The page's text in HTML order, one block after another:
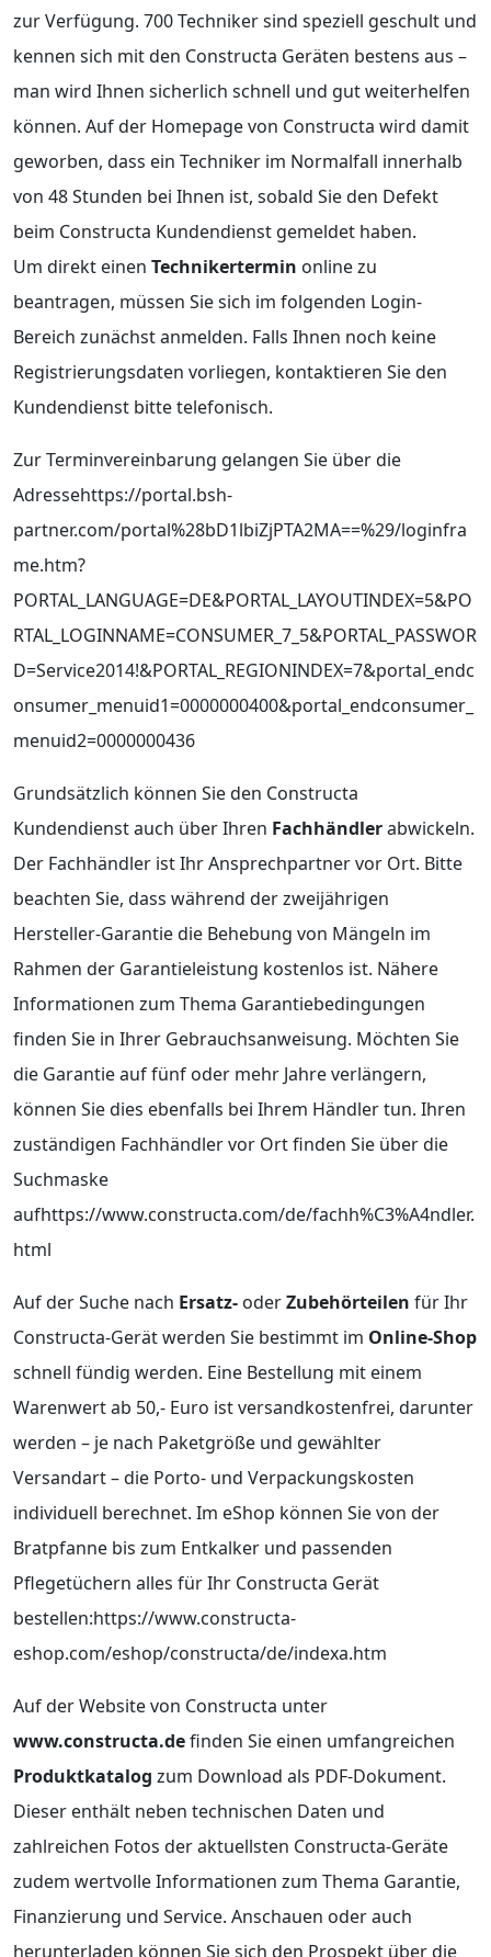
zur Verfügung. 700 Techniker sind speziell geschult und
kennen sich mit den Constructa Geräten bestens aus –
man wird Ihnen sicherlich schnell und gut weiterhelfen
können. Auf der Homepage von Constructa wird damit
geworben, dass ein Techniker im Normalfall innerhalb
von 48 Stunden bei Ihnen ist, sobald Sie den Defekt
beim Constructa Kundendienst gemeldet haben.
Um direkt einen Technikertermin online zu
beantragen, müssen Sie sich im folgenden Login-
Bereich zunächst anmelden. Falls Ihnen noch keine
Registrierungsdaten vorliegen, kontaktieren Sie den
Kundendienst bitte telefonisch.
Zur Terminvereinbarung gelangen Sie über die
Adressehttps://portal.bsh-
partner.com/portal%28bD1lbiZjPTA2MA==%29/loginfra
me.htm?
PORTAL_LANGUAGE=DE&PORTAL_LAYOUTINDEX=5&PO
RTAL_LOGINNAME=CONSUMER_7_5&PORTAL_PASSWOR
D=Service2014!&PORTAL_REGIONINDEX=7&portal_endc
onsumer_menuid1=0000000400&portal_endconsumer_
menuid2=0000000436
Grundsätzlich können Sie den Constructa
Kundendienst auch über Ihren Fachhändlerabwickeln.
Der Fachhändler ist Ihr Ansprechpartner vor Ort. Bitte
beachten Sie, dass während der zweijährigen
Hersteller-Garantie die Behebung von Mängeln im
Rahmen der Garantieleistung kostenlos ist. Nähere
Informationen zum Thema Garantiebedingungen
finden Sie in Ihrer Gebrauchsanweisung. Möchten Sie
die Garantie auf fünf oder mehr Jahre verlängern,
können Sie dies ebenfalls bei Ihrem Händler tun. Ihren
zuständigen Fachhändler vor Ort finden Sie über die
Suchmaske
aufhttps://www.constructa.com/de/fachh%C3%A4ndler.
html
Auf der Suche nach Ersatz- oderZubehörteilen für Ihr
Constructa-Gerät werden Sie bestimmt im Online-Shop
schnell fündig werden. Eine Bestellung mit einem
Warenwert ab 50,- Euro ist versandkostenfrei, darunter
werden – je nach Paketgröße und gewählter
Versandart – die Porto- und Verpackungskosten
individuell berechnet. Im eShop können Sie von der
Bratpfanne bis zum Entkalker und passenden
Pflegetüchern alles für Ihr Constructa Gerät
bestellen:https://www.constructa-
eshop.com/eshop/constructa/de/indexa.htm
Auf der Website von Constructa unter
www.constructa.definden Sie einen umfangreichen
Produktkatalog zum Download als PDF-Dokument.
Dieser enthält neben technischen Daten und
zahlreichen Fotos der aktuellsten Constructa-Geräte
zudem wertvolle Informationen zum Thema Garantie,
Finanzierung und Service. Anschauen oder auch
herunterladen können Sie sich den Prospekt über die